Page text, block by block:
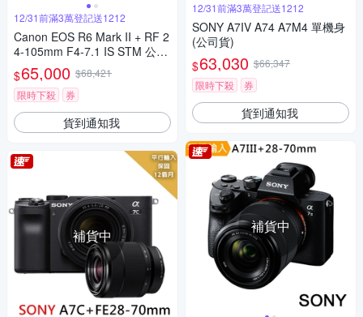
12/31前滿3萬登記送1212
Canon EOS R6 Mark II + RF 2
4-105mm F4-7.1 IS STM 公司
貨
$65,000 $68,421
限時下殺
券
貨到通知我
補貨中
12/31前滿3萬登記送1212
SONY A7IV A74 A7M4 單機身
(公司貨)
$63,030 $66,347
限時下殺
券
貨到通知我
補貨中